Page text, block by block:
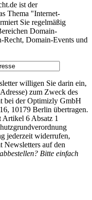
ist der
Thema "Internet-
Sie regelmäßig
Domain-
Domain-Events und
willigen Sie darin ein,
zum Zweck des
bei der Optimizly GmbH
10179 Berlin übertragen.
Artikel 6 Absatz 1
jederzeit widerrufen,
Newsletters auf den
Bitte einfach